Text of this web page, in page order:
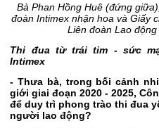
Bà Phan Hồng Huê (đứng
đoàn Intimex nhận hoa và Giấy
Liên đoàn Lao động
Thi đua từ trái tim - sức
Intimex
- Thưa bà, trong bối cảnh
giới giai đoạn 2020 - 2025,
để duy trì phong trào thi đua
người lao động?